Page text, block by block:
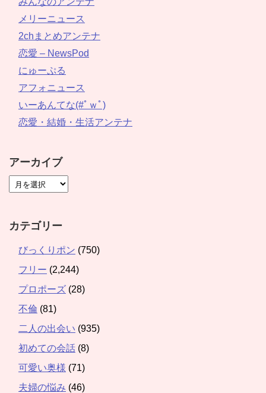
メリーニュース
2chまとめアンテナ
恋愛 – NewsPod
にゅーぷる
アフォニュース
いーあんてな(#ﾟｗﾟ)
恋愛・結婚・生活アンテナ
アーカイブ
カテゴリー
びっくりポン (750)
フリー (2,244)
プロポーズ (28)
不倫 (81)
二人の出会い (935)
初めての会話 (8)
可愛い奥様 (71)
夫婦の悩み (46)